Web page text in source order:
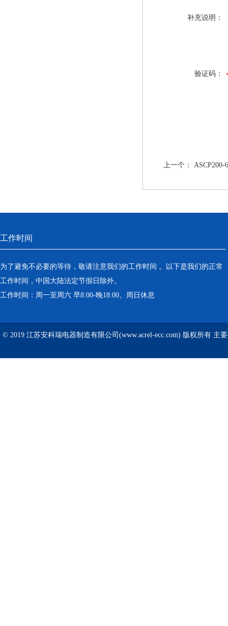
补充说明：
验证码：
上一个：
工作时间
为了避免不必要的等待，敬请注意我们的工作时间 。以下是我们的正常
工作时间，中国大陆法定节假日除外。
工作时间：周一至周六 早8:00-晚18:00。周日休息
© 2019 江苏安科瑞电器制造有限公司(www.acrel-ecc.com) 版权所有 主